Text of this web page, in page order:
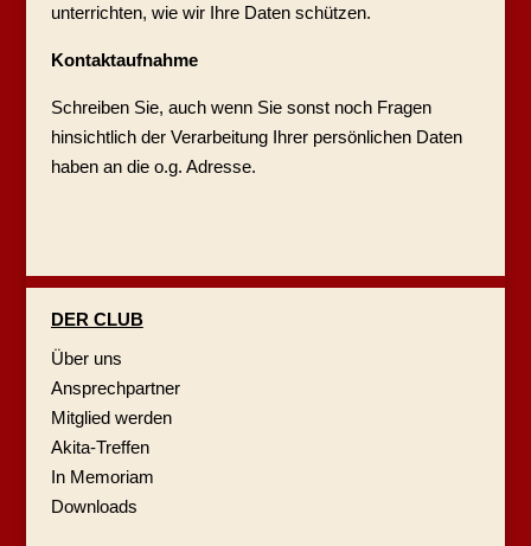
unterrichten, wie wir Ihre Daten schützen.
Kontaktaufnahme
Schreiben Sie, auch wenn Sie sonst noch Fragen
hinsichtlich der Verarbeitung Ihrer persönlichen Daten
haben an die o.g. Adresse.
DER CLUB
Über uns
Ansprechpartner
Mitglied werden
Akita-Treffen
In Memoriam
Downloads